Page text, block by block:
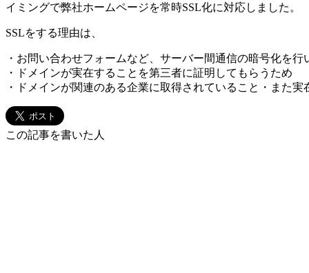
イミングで弊社ホームページを常時SSL化に対応しました。
SSLをする理由は、
・お問い合わせフォームなど、サーバー間通信の暗号化を
・ドメインが実在することを第三者に証明してもらうため
・ドメインが関連のある企業に取得されていること・また
この記事を書いた人